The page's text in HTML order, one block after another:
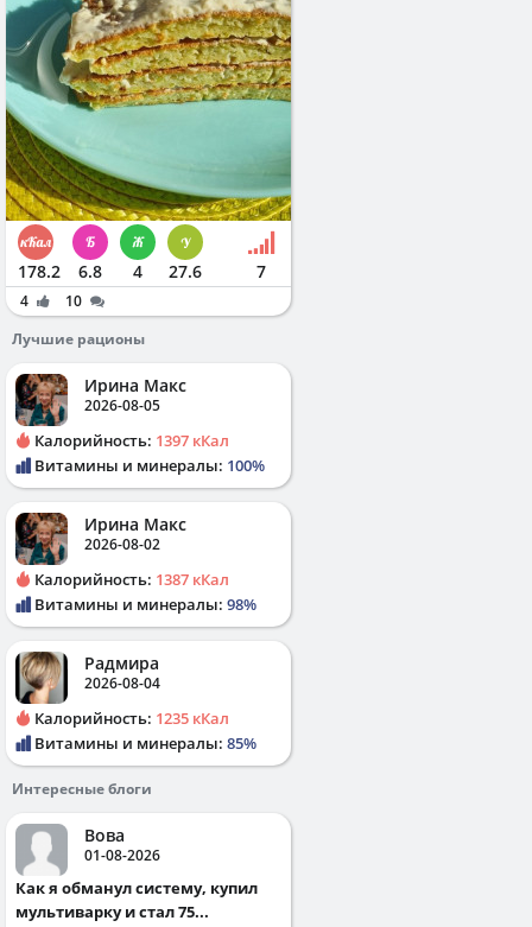
178.2 6.8 4 27.6 7
4
10
Лучшие рационы
Ирина Макс
2026-08-05
Калорийность: 1397 кКал
Витамины и минералы: 100%
Ирина Макс
2026-08-02
Калорийность: 1387 кКал
Витамины и минералы: 98%
Радмира
2026-08-04
Калорийность: 1235 кКал
Витамины и минералы: 85%
Интересные блоги
Вова
01-08-2026
Как я обманул систему, купил
мультиварку и стал 75...